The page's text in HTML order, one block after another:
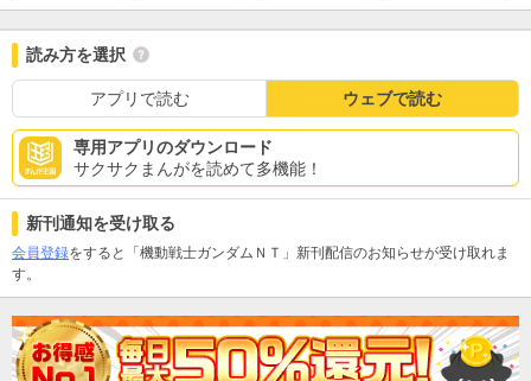
読み方を選択
アプリで読む ウェブで読む
専用アプリのダウンロード
サクサクまんがを読めて多機能！
新刊通知を受け取る
会員登録をすると「機動戦士ガンダムＮＴ」新刊配信のお知らせが受け取れま
す。